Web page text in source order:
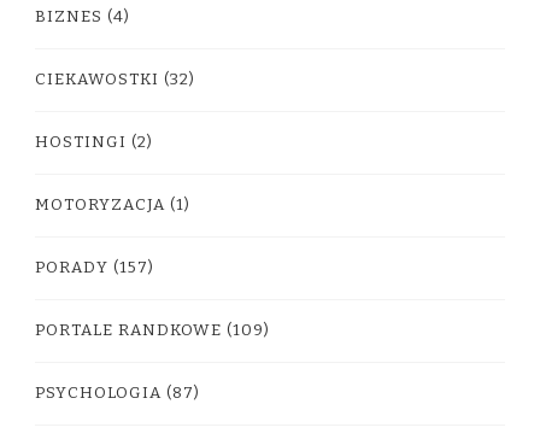
BIZNES (4)
CIEKAWOSTKI (32)
HOSTINGI (2)
MOTORYZACJA (1)
PORADY (157)
PORTALE RANDKOWE (109)
PSYCHOLOGIA (87)